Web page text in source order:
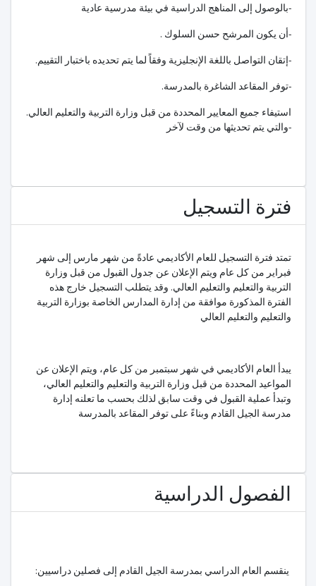
بالوصول إلى المناهج الدراسية في بيئة مدرسية عادية-
. أن يكون المرشح حسن السلوك-
.إتقان التواصل باللغة الإنجليزية وفقاً لما يتم تحديده باختبار التقييم-
.توفر المقاعد الشاغرة بالمدرسة-
.استيفاء جميع المعايير المحددة من قبل وزارة التربية والتعليم العالي
والتي يتم تحديثها من وقت لآخر-
فترة التسجيل
تمتد فترة التسجيل للعام الأكاديمي عادةً من شهر مارس إلى شهر
فبراير من كل عام ويتم الإعلان عن جدول القبول من قبل وزارة
التربية والتعليم والتعليم العالي. وقد يتطلب التسجيل خارج هذه
الفترة المذكورة موافقة من إدارة المدارس الخاصة بوزارة التربية
والتعليم والتعليم العالي
يبدأ العام الأكاديمي في شهر سبتمبر من كل عام، ويتم الإعلان عن
المواعيد المحددة من قبل وزارة التربية والتعليم والتعليم العالي،
وتبدأ عملية القبول في وقت سابق لذلك بحسب ما تعلنه إدارة
مدرسة الجيل القادم وبناءً على توفر المقاعد بالمدرسة
الفصول الدراسية